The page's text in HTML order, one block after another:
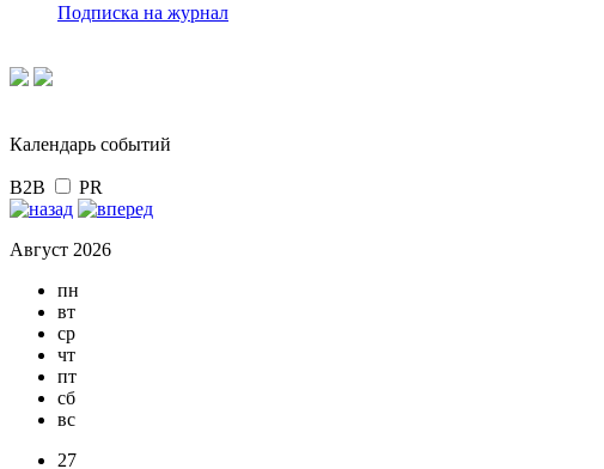
Подписка на журнал
Календарь событий
B2B PR
Август 2026
пн
вт
ср
чт
пт
сб
вс
27